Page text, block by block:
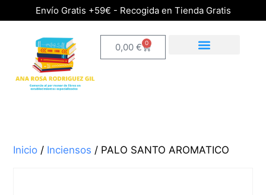
Envío Gratis +59€ - Recogida en Tienda Gratis
0,00 € 0
Inicio / Inciensos / PALO SANTO AROMATICO